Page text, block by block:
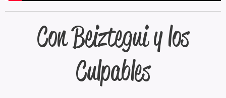
Con Beiztegui y los
Culpables